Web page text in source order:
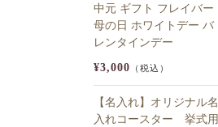
中元 ギフト フレイバー
母の日 ホワイトデー バ
レンタインデー
¥3,000 （税込）
【名入れ】オリジナル名
入れコースター 挙式用